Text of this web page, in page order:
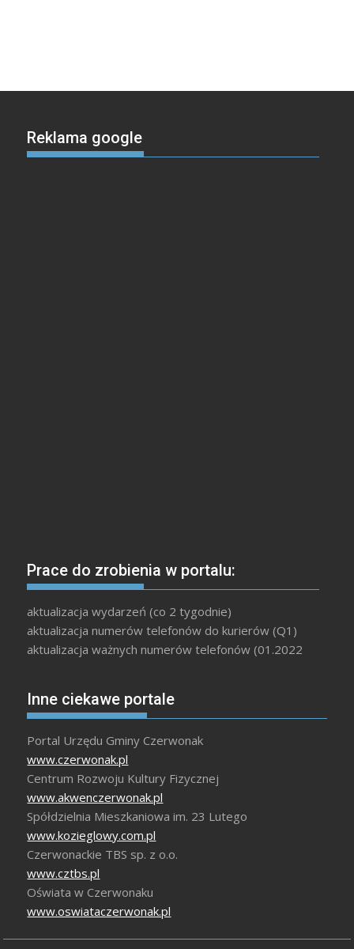
Reklama google
Prace do zrobienia w portalu:
aktualizacja wydarzeń (co 2 tygodnie)
aktualizacja numerów telefonów do kurierów (Q1)
aktualizacja ważnych numerów telefonów (01.2022
Inne ciekawe portale
Portal Urzędu Gminy Czerwonak
www.czerwonak.pl
Centrum Rozwoju Kultury Fizycznej
www.akwenczerwonak.pl
Spółdzielnia Mieszkaniowa im. 23 Lutego
www.kozieglowy.com.pl
Czerwonackie TBS sp. z o.o.
www.cztbs.pl
Oświata w Czerwonaku
www.oswiataczerwonak.pl